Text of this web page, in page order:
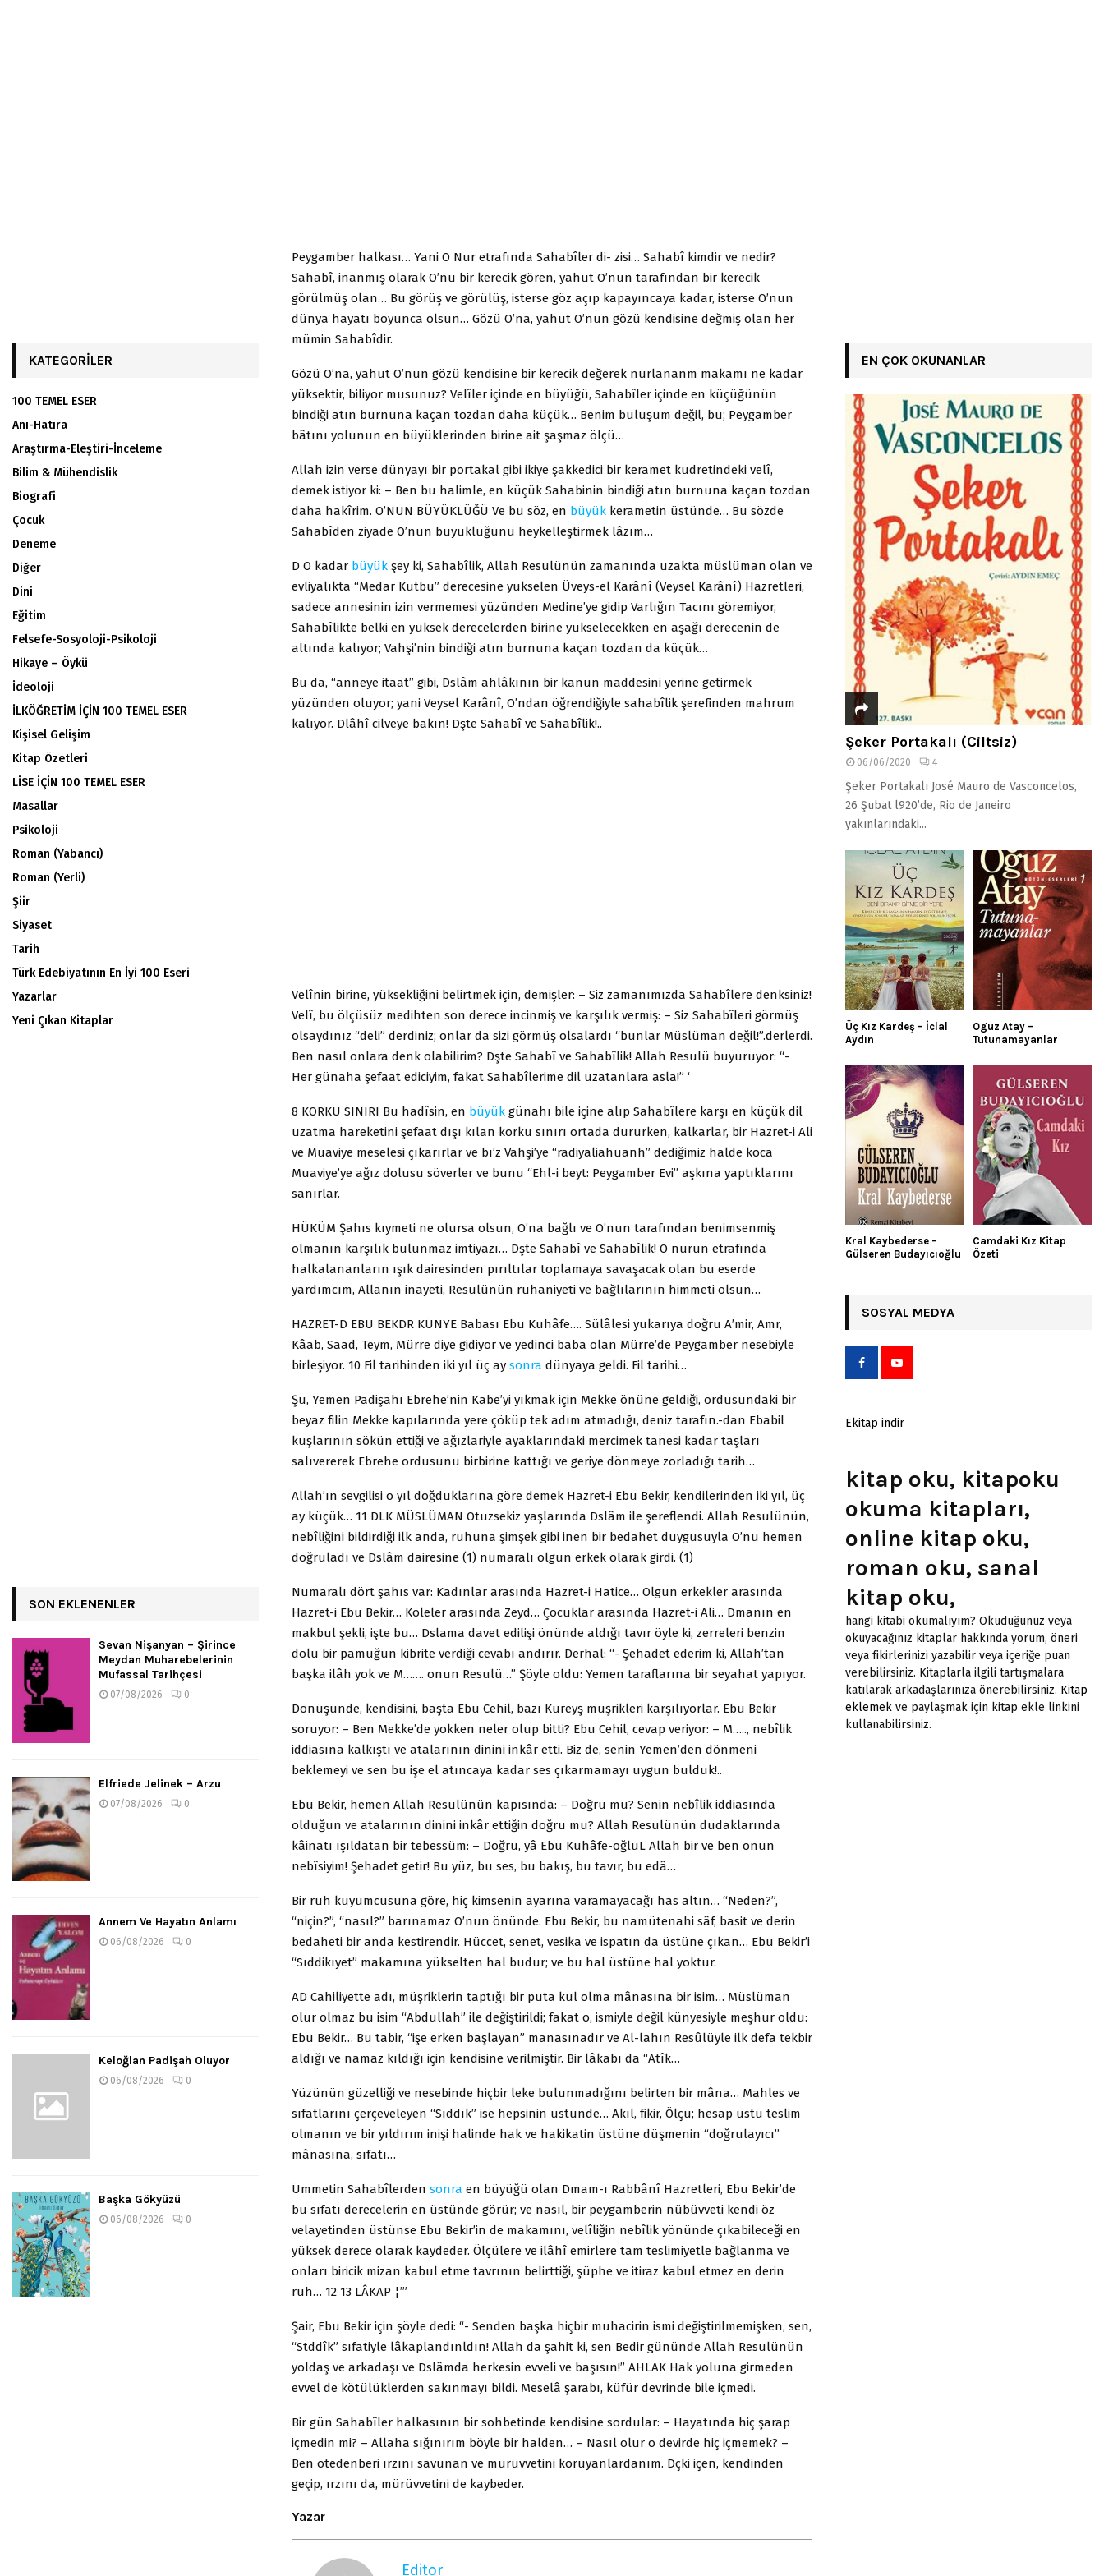
Peygamber halkası… Yani O Nur etrafında Sahabîler di- zisi… Sahabî kimdir ve nedir?
Sahabî, inanmış olarak O’nu bir kerecik gören, yahut O’nun tarafından bir kerecik
görülmüş olan… Bu görüş ve görülüş, isterse göz açıp kapayıncaya kadar, isterse O’nun
dünya hayatı boyunca olsun… Gözü O’na, yahut O’nun gözü kendisine değmiş olan her
mümin Sahabîdir.
Gözü O’na, yahut O’nun gözü kendisine bir kerecik değerek nurlananm makamı ne kadar
yüksektir, biliyor musunuz? Velîler içinde en büyüğü, Sahabîler içinde en küçüğünün
bindiği atın burnuna kaçan tozdan daha küçük… Benim buluşum değil, bu; Peygamber
bâtını yolunun en büyüklerinden birine ait şaşmaz ölçü…
Allah izin verse dünyayı bir portakal gibi ikiye şakkedici bir keramet kudretindeki velî,
demek istiyor ki: – Ben bu halimle, en küçük Sahabinin bindiği atın burnuna kaçan tozdan
daha hakîrim. O’NUN BÜYÜKLÜĞÜ Ve bu söz, en büyük kerametin üstünde… Bu sözde
Sahabîden ziyade O’nun büyüklüğünü heykelleştirmek lâzım…
D O kadar büyük şey ki, Sahabîlik, Allah Resulünün zamanında uzakta müslüman olan ve
evliyalıkta “Medar Kutbu” derecesine yükselen Üveys-el Karânî (Veysel Karânî) Hazretleri,
sadece annesinin izin vermemesi yüzünden Medine’ye gidip Varlığın Tacını göremiyor,
Sahabîlikte belki en yüksek derecelerden birine yükselecekken en aşağı derecenin de
altında kalıyor; Vahşi’nin bindiği atın burnuna kaçan tozdan da küçük…
Bu da, “anneye itaat” gibi, Dslâm ahlâkının bir kanun maddesini yerine getirmek
yüzünden oluyor; yani Veysel Karânî, O’ndan öğrendiğiyle sahabîlik şerefinden mahrum
kalıyor. Dlâhî cilveye bakın! Dşte Sahabî ve Sahabîlik!..
Velînin birine, yüksekliğini belirtmek için, demişler: – Siz zamanımızda Sahabîlere denksiniz!
Velî, bu ölçüsüz medihten son derece incinmiş ve karşılık vermiş: – Siz Sahabîleri görmüş
olsaydınız “deli” derdiniz; onlar da sizi görmüş olsalardı “bunlar Müslüman değil!”.derlerdi.
Ben nasıl onlara denk olabilirim? Dşte Sahabî ve Sahabîlik! Allah Resulü buyuruyor: “-
Her günaha şefaat ediciyim, fakat Sahabîlerime dil uzatanlara asla!” ‘
8 KORKU SINIRI Bu hadîsin, en büyük günahı bile içine alıp Sahabîlere karşı en küçük dil
uzatma hareketini şefaat dışı kılan korku sınırı ortada dururken, kalkarlar, bir Hazret-i Ali
ve Muaviye meselesi çıkarırlar ve bı’z Vahşi’ye “radiyaliahüanh” dediğimiz halde koca
Muaviye’ye ağız dolusu söverler ve bunu “Ehl-i beyt: Peygamber Evi” aşkına yaptıklarını
sanırlar.
HÜKÜM Şahıs kıymeti ne olursa olsun, O’na bağlı ve O’nun tarafından benimsenmiş
olmanın karşılık bulunmaz imtiyazı… Dşte Sahabî ve Sahabîlik! O nurun etrafında
halkalananların ışık dairesinden pırıltılar toplamaya savaşacak olan bu eserde
yardımcım, Allanın inayeti, Resulünün ruhaniyeti ve bağlılarının himmeti olsun…
HAZRET-D EBU BEKDR KÜNYE Babası Ebu Kuhâfe…. Sülâlesi yukarıya doğru A’mir, Amr,
Kâab, Saad, Teym, Mürre diye gidiyor ve yedinci baba olan Mürre’de Peygamber nesebiyle
birleşiyor. 10 Fil tarihinden iki yıl üç ay sonra dünyaya geldi. Fil tarihi…
Şu, Yemen Padişahı Ebrehe’nin Kabe’yi yıkmak için Mekke önüne geldiği, ordusundaki bir
beyaz filin Mekke kapılarında yere çöküp tek adım atmadığı, deniz tarafın.-dan Ebabil
kuşlarının sökün ettiği ve ağızlariyle ayaklarındaki mercimek tanesi kadar taşları
salıvererek Ebrehe ordusunu birbirine kattığı ve geriye dönmeye zorladığı tarih…
Allah’ın sevgilisi o yıl doğduklarına göre demek Hazret-i Ebu Bekir, kendilerinden iki yıl, üç
ay küçük… 11 DLK MÜSLÜMAN Otuzsekiz yaşlarında Dslâm ile şereflendi. Allah Resulünün,
nebîliğini bildirdiği ilk anda, ruhuna şimşek gibi inen bir bedahet duygusuyla O’nu hemen
doğruladı ve Dslâm dairesine (1) numaralı olgun erkek olarak girdi. (1)
Numaralı dört şahıs var: Kadınlar arasında Hazret-i Hatice… Olgun erkekler arasında
Hazret-i Ebu Bekir… Köleler arasında Zeyd… Çocuklar arasında Hazret-i Ali… Dmanın en
makbul şekli, işte bu… Dslama davet edilişi önünde aldığı tavır öyle ki, zerreleri benzin
dolu bir pamuğun kibrite verdiği cevabı andırır. Derhal: “- Şehadet ederim ki, Allah’tan
başka ilâh yok ve M……. onun Resulü…” Şöyle oldu: Yemen taraflarına bir seyahat yapıyor.
Dönüşünde, kendisini, başta Ebu Cehil, bazı Kureyş müşrikleri karşılıyorlar. Ebu Bekir
soruyor: – Ben Mekke’de yokken neler olup bitti? Ebu Cehil, cevap veriyor: – M….., nebîlik
iddiasına kalkıştı ve atalarının dinini inkâr etti. Biz de, senin Yemen’den dönmeni
beklemeyi ve sen bu işe el atıncaya kadar ses çıkarmamayı uygun bulduk!..
Ebu Bekir, hemen Allah Resulünün kapısında: – Doğru mu? Senin nebîlik iddiasında
olduğun ve atalarının dinini inkâr ettiğin doğru mu? Allah Resulünün dudaklarında
kâinatı ışıldatan bir tebessüm: – Doğru, yâ Ebu Kuhâfe-oğluL Allah bir ve ben onun
nebîsiyim! Şehadet getir! Bu yüz, bu ses, bu bakış, bu tavır, bu edâ…
Bir ruh kuyumcusuna göre, hiç kimsenin ayarına varamayacağı has altın… “Neden?”,
“niçin?”, “nasıl?” barınamaz O’nun önünde. Ebu Bekir, bu namütenahi sâf, basit ve derin
bedaheti bir anda kestirendir. Hüccet, senet, vesika ve ispatın da üstüne çıkan… Ebu Bekir’i
“Sıddikıyet” makamına yükselten hal budur; ve bu hal üstüne hal yoktur.
AD Cahiliyette adı, müşriklerin taptığı bir puta kul olma mânasına bir isim… Müslüman
olur olmaz bu isim “Abdullah” ile değiştirildi; fakat o, ismiyle değil künyesiyle meşhur oldu:
Ebu Bekir… Bu tabir, “işe erken başlayan” manasınadır ve Al-lahın Resûlüyle ilk defa tekbir
aldığı ve namaz kıldığı için kendisine verilmiştir. Bir lâkabı da “Atîk…
Yüzünün güzelliği ve nesebinde hiçbir leke bulunmadığını belirten bir mâna… Mahles ve
sıfatlarını çerçeveleyen “Sıddık” ise hepsinin üstünde… Akıl, fikir, Ölçü; hesap üstü teslim
olmanın ve bir yıldırım inişi halinde hak ve hakikatin üstüne düşmenin “doğrulayıcı”
mânasına, sıfatı…
Ümmetin Sahabîlerden sonra en büyüğü olan Dmam-ı Rabbânî Hazretleri, Ebu Bekir’de
bu sıfatı derecelerin en üstünde görür; ve nasıl, bir peygamberin nübüvveti kendi öz
velayetinden üstünse Ebu Bekir’in de makamını, velîliğin nebîlik yönünde çıkabileceği en
yüksek derece olarak kaydeder. Ölçülere ve ilâhî emirlere tam teslimiyetle bağlanma ve
onları biricik mizan kabul etme tavrının belirttiği, şüphe ve itiraz kabul etmez en derin
ruh… 12 13 LÂKAP ¦’”
Şair, Ebu Bekir için şöyle dedi: “- Senden başka hiçbir muhacirin ismi değiştirilmemişken, sen,
“Stddîk” sıfatiyle lâkaplandınldın! Allah da şahit ki, sen Bedir gününde Allah Resulünün
yoldaş ve arkadaşı ve Dslâmda herkesin evveli ve başısın!” AHLAK Hak yoluna girmeden
evvel de kötülüklerden sakınmayı bildi. Meselâ şarabı, küfür devrinde bile içmedi.
Bir gün Sahabîler halkasının bir sohbetinde kendisine sordular: – Hayatında hiç şarap
içmedin mi? – Allaha sığınırım böyle bir halden… – Nasıl olur o devirde hiç içmemek? –
Ben ötedenberi ırzını savunan ve mürüvvetini koruyanlardanım. Dçki içen, kendinden
geçip, ırzını da, mürüvvetini de kaybeder.
Yazar
Editor
KATEGORILER
100 TEMEL ESER
Anı-Hatıra
Araştırma-Eleştiri-İnceleme
Bilim & Mühendislik
Biografi
Çocuk
Deneme
Diğer
Dini
Eğitim
Felsefe-Sosyoloji-Psikoloji
Hikaye – Öykü
İdeoloji
İLKÖĞRETİM İÇİN 100 TEMEL ESER
Kişisel Gelişim
Kitap Özetleri
LİSE İÇİN 100 TEMEL ESER
Masallar
Psikoloji
Roman (Yabancı)
Roman (Yerli)
Şiir
Siyaset
Tarih
Türk Edebiyatının En İyi 100 Eseri
Yazarlar
Yeni Çıkan Kitaplar
SON EKLENENLER
Sevan Nişanyan – Şirince
Meydan Muharebelerinin
Mufassal Tarihçesi
07/08/2026 0
Elfriede Jelinek – Arzu
07/08/2026 0
Annem Ve Hayatın Anlamı
06/08/2026 0
Keloğlan Padişah Oluyor
06/08/2026 0
Başka Gökyüzü
06/08/2026 0
EN ÇOK OKUNANLAR
Şeker Portakalı (Ciltsiz)
06/06/2020 4
Şeker Portakalı José Mauro de Vasconcelos,
26 Şubat l920’de, Rio de Janeiro
yakınlarındaki...
Üç Kız Kardeş – İclal
Aydın
Oguz Atay –
Tutunamayanlar
Kral Kaybederse –
Gülseren Budayıcıoğlu
Camdaki Kız Kitap
Özeti
SOSYAL MEDYA
Ekitap indir
kitap oku, kitapoku
okuma kitapları,
online kitap oku,
roman oku, sanal
kitap oku,
hangi kitabi okumalıyım? Okuduğunuz veya
okuyacağınız kitaplar hakkında yorum, öneri
veya fikirlerinizi yazabilir veya içeriğe puan
verebilirsiniz. Kitaplarla ilgili tartışmalara
katılarak arkadaşlarınıza önerebilirsiniz. Kitap
eklemek ve paylaşmak için kitap ekle linkini
kullanabilirsiniz.